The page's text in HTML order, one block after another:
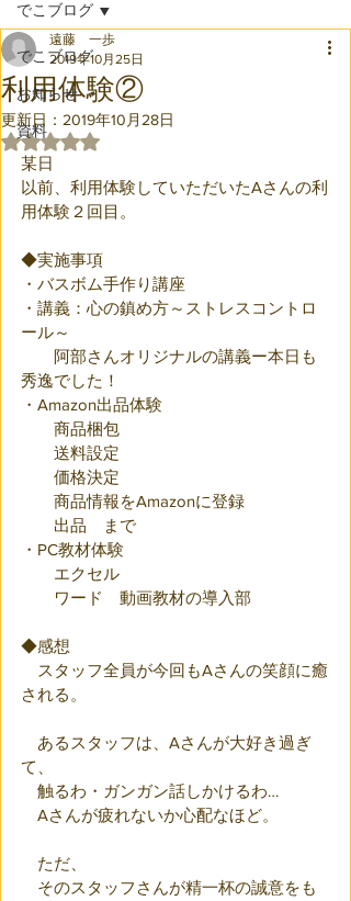
でこブログ
お知らせ
資料
でこブログ
利用体験②
遠藤 一歩
2019年10月25日
更新日： 2019年10月28日
5つ星のうちNaNと評価されています。
某日
以前、利用体験していただいたAさんの利
用体験２回目。
◆実施事項
・バスボム手作り講座
・講義：心の鎮め方～ストレスコントロ
ール～
阿部さんオリジナルの講義ー本日も
秀逸でした！
・Amazon出品体験
商品梱包
送料設定
価格決定
商品情報をAmazonに登録
出品　まで
・PC教材体験
エクセル
ワード　動画教材の導入部
◆感想
スタッフ全員が今回もAさんの笑顔に癒
される。
あるスタッフは、Aさんが大好き過ぎ
て、
触るわ・ガンガン話しかけるわ…
Aさんが疲れないか心配なほど。
ただ、
そのスタッフさんが精一杯の誠意をも